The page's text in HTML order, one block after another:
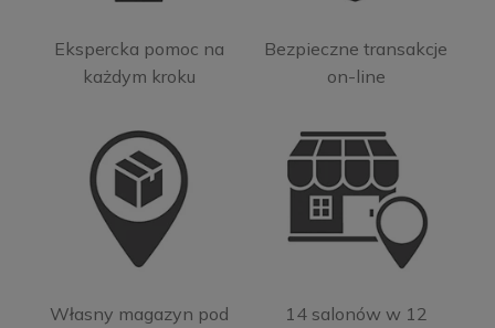
Ekspercka pomoc na
każdym kroku
Bezpieczne transakcje
on-line
Własny magazyn pod
14 salonów w 12